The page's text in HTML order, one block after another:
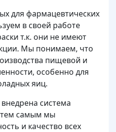
для фармацевтических
в своей работе
т.к. они не имеют
Мы понимаем, что
пищевой и
особенно для
яиц.
система
тем самым мы
и качество всех